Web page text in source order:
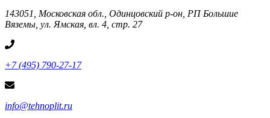
143051, Московская обл., Одинцовский р-он, РП Большие
Вяземы, ул. Ямская, вл. 4, стр. 27
+7 (495) 790-27-17
info@tehnoplit.ru